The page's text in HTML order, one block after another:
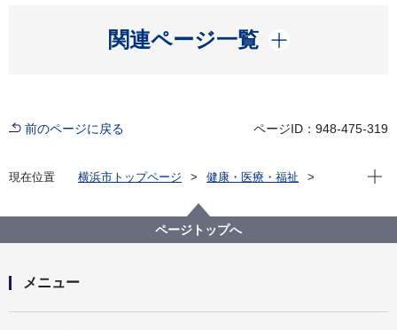
関連ページ一覧
開く
前のページに戻る ページID：948-475-319
現在位置 横浜市トップページ
健康・医療・福祉
現在
ページトップへ
メニュー